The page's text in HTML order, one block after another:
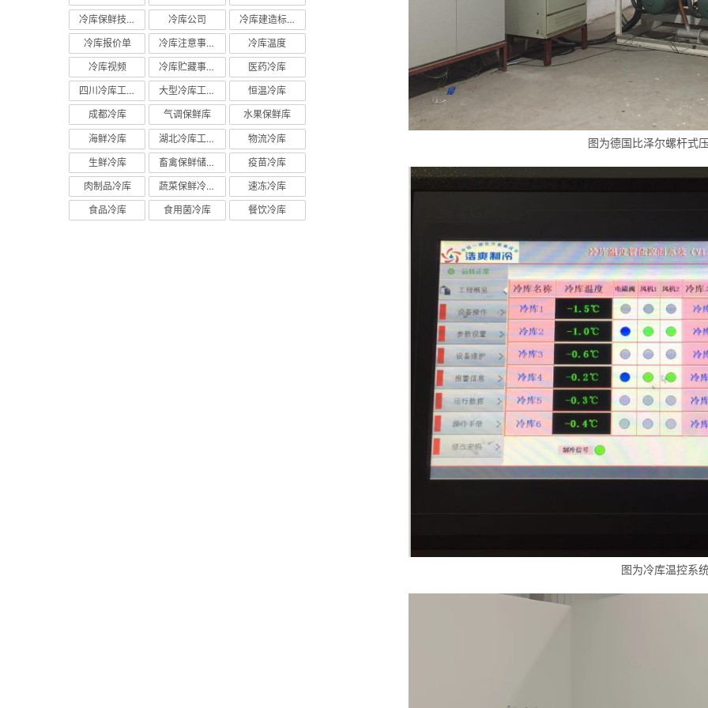
图为德国比泽尔螺杆式
图为冷库温控系
冷库保鲜技术 冷库公司 冷库建造标准
冷库报价单 冷库注意事项 冷库温度
冷库视频 冷库贮藏事项 医药冷库
四川冷库工程 大型冷库工程 恒温冷库
成都冷库 气调保鲜库 水果保鲜库
海鲜冷库 湖北冷库工程 物流冷库
生鲜冷库 畜禽保鲜储藏库 疫苗冷库
肉制品冷库 蔬菜保鲜冷库 速冻冷库
食品冷库 食用菌冷库 餐饮冷库